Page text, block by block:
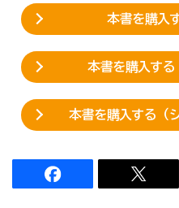
本書を購入す
本書を購入する
本書を購入する（